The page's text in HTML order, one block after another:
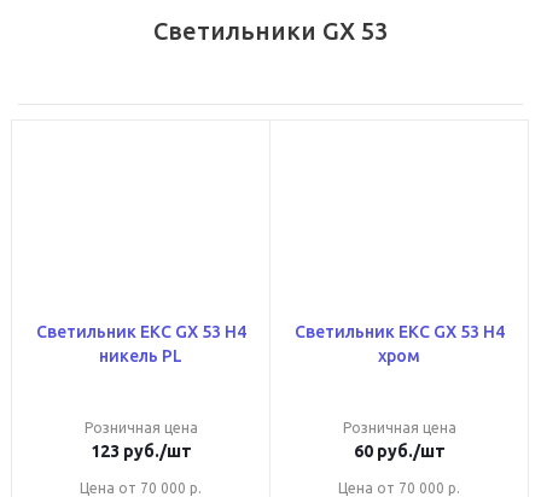
Светильники GX 53
Светильник ЕКС GX 53 Н4
никель PL
Розничная цена
123 руб./шт
Цена от 70 000 р.
Светильник ЕКС GX 53 Н4
хром
Розничная цена
60руб./шт
Цена от 70 000 р.